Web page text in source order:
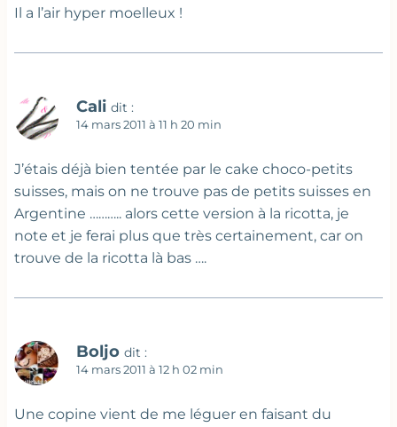
Il a l’air hyper moelleux !
Cali dit :
14 mars 2011 à 11 h 20 min
J’étais déjà bien tentée par le cake choco-petits
suisses, mais on ne trouve pas de petits suisses en
Argentine ……….. alors cette version à la ricotta, je
note et je ferai plus que très certainement, car on
trouve de la ricotta là bas ….
Boljo dit :
14 mars 2011 à 12 h 02 min
Une copine vient de me léguer en faisant du